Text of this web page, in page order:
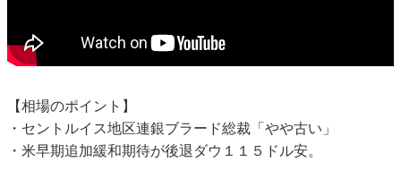
【相場のポイント】
・セントルイス地区連銀ブラード総裁「やや古い」
・米早期追加緩和期待が後退ダウ１１５ドル安。